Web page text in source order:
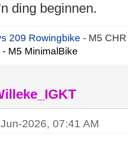
ding beginnen.
209 Rowingbike- M5
- M5 MinimalBike
2026, 07:41 AM